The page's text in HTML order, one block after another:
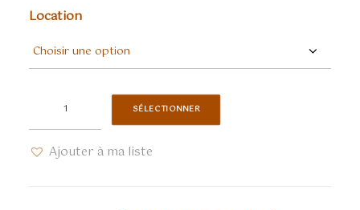
Location
TRAPP
SÉLECTIONNER
Ajouter à ma liste